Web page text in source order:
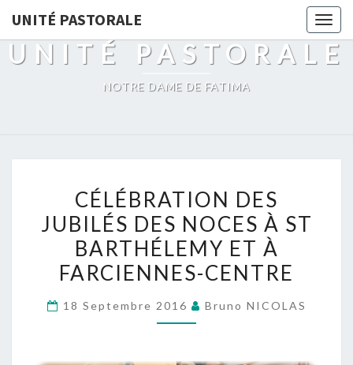
UNITÉ PASTORALE
UNITÉ PASTORALE
NOTRE DAME DE FATIMA
DES
JUBILÉS
DES
NOCES
ST
CÉLÉBRATION DES
JUBILÉS DES NOCES À ST
BARTHÉLEMY ET À
FARCIENNES-CENTRE
18 Septembre 2016 Bruno NICOLAS